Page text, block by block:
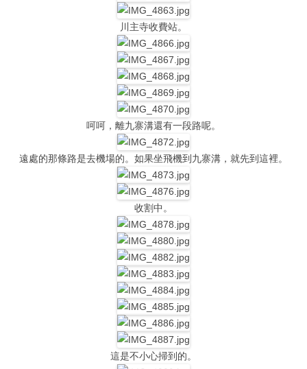
川主寺收費站。
呵呵，離九寨溝還有一段路呢。
遠處的那條路是去機場的。如果坐飛機到九寨溝，就先到這裡。
收割中。
這是不小心掃到的。